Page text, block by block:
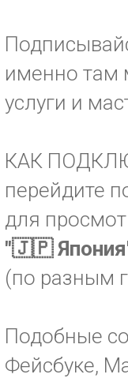
именно там
услуги и
КАК
перейдите
для
"🇯🇵
(по разным
Подобные
Фейсбуке,